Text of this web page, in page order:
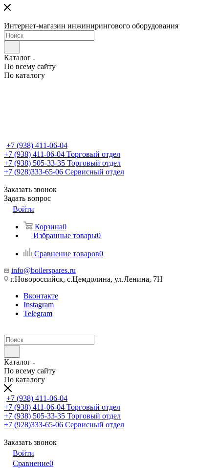
Интернет-магазин инжинирингового оборудования
Каталог
По всему сайту
По каталогу
+7 (938) 411-06-04
+7 (938) 411-06-04 Торговый отдел
+7 (938) 505-33-35 Торговый отдел
+7 (928)333-65-06 Сервисный отдел
Заказать звонок
Задать вопрос
Войти
Корзина0
Избранные товары0
Сравнение товаров0
info@boilerspares.ru
г.Новороссийск, с.Цемдолина, ул.Ленина, 7Н
Вконтакте
Instagram
Telegram
Каталог
По всему сайту
По каталогу
+7 (938) 411-06-04
+7 (938) 411-06-04 Торговый отдел
+7 (938) 505-33-35 Торговый отдел
+7 (928)333-65-06 Сервисный отдел
Заказать звонок
Войти
Сравнение0